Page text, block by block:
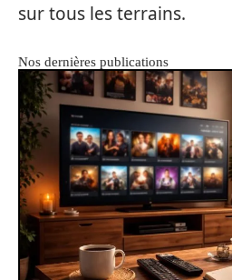
sur tous les terrains.
Nos dernières publications